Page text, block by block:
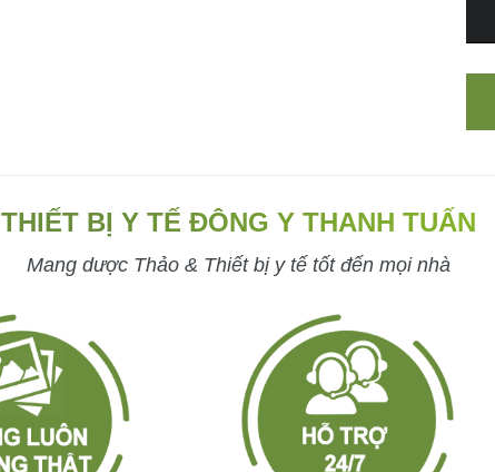
THIẾT BỊ Y TẾ ĐÔNG Y THANH TUẤN
Mang dược Thảo & Thiết bị y tế tốt đến mọi nhà